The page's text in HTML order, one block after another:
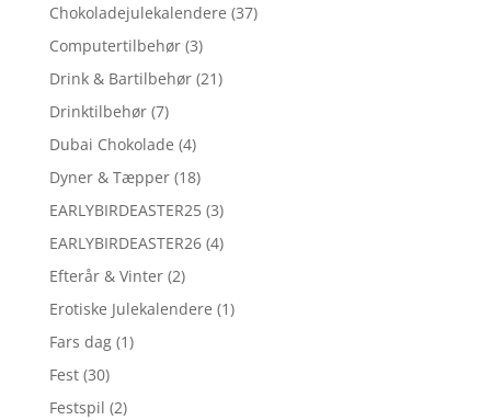
Chokoladejulekalendere (37)
Computertilbehør (3)
Drink & Bartilbehør (21)
Drinktilbehør (7)
Dubai Chokolade (4)
Dyner & Tæpper (18)
EARLYBIRDEASTER25 (3)
EARLYBIRDEASTER26 (4)
Efterår & Vinter (2)
Erotiske Julekalendere (1)
Fars dag (1)
Fest (30)
Festspil (2)